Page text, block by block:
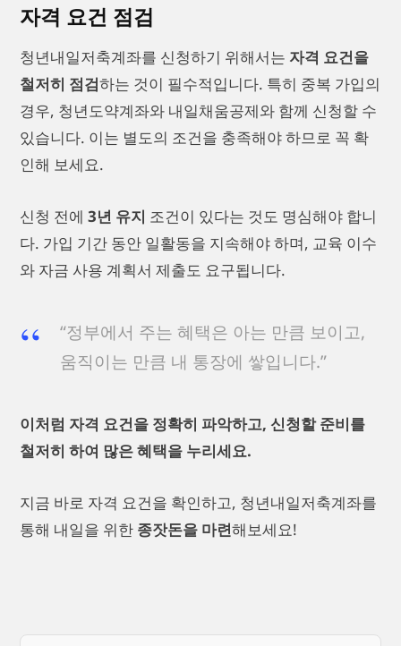
자격 요건 점검
청년내일저축계좌를 신청하기 위해서는 자격 요건을
철저히 점검하는 것이 필수적입니다. 특히 중복 가입의
경우, 청년도약계좌와 내일채움공제와 함께 신청할 수
있습니다. 이는 별도의 조건을 충족해야 하므로 꼭 확
인해 보세요.
신청 전에 3년 유지 조건이 있다는 것도 명심해야 합니
다. 가입 기간 동안 일활동을 지속해야 하며, 교육 이수
와 자금 사용 계획서 제출도 요구됩니다.
“정부에서 주는 혜택은 아는 만큼 보이고,
움직이는 만큼 내 통장에 쌓입니다.”
이처럼 자격 요건을 정확히 파악하고, 신청할 준비를
철저히 하여 많은 혜택을 누리세요.
지금 바로 자격 요건을 확인하고, 청년내일저축계좌를
통해 내일을 위한 종잣돈을 마련해보세요!